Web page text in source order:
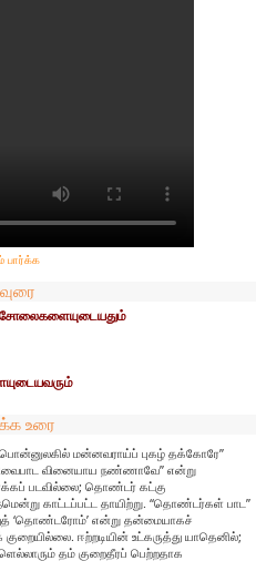
பார்க்க
உரை
பொன்னுலகில் மன்னவராய்ப் புகழ் தக்கோரே”
வினையாய நண்ணாவே” என்று
படவில்லை; தொண்டர் கட்கு
காட்டப்பட்ட தாயிற்று. “தொண்டர்கள் பாட”
‘தொண்டரோம்’ என்று தன்மையாகச்
ஈற்றடியின் உட்கருத்து யாதெனில்;
தம் குறைதீரப் பெற்றதாக